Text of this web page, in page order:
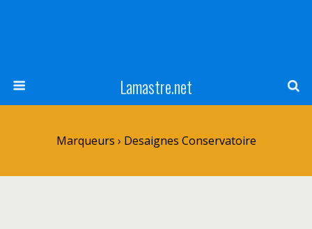
Lamastre.net
Marqueurs › Desaignes Conservatoire